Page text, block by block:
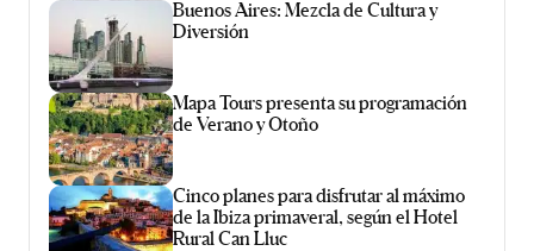
Buenos Aires: Mezcla de Cultura y
Diversión
Mapa Tours presenta su programación
de Verano y Otoño
Cinco planes para disfrutar al máximo
de la Ibiza primaveral, según el Hotel
Rural Can Lluc